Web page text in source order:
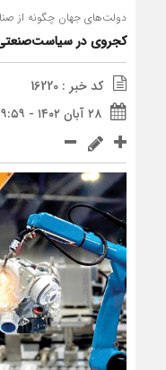
دولت‏‏‌های جهان چگونه از
کجروی در
کد خبر : 16220
۲۸ آبان ۱۴۰۲ - ۹:۵۹